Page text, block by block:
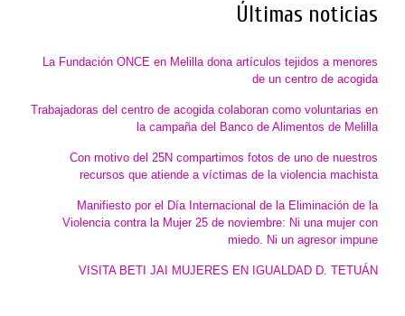
Últimas noticias
La Fundación ONCE en Melilla dona artículos tejidos a menores
de un centro de acogida
Trabajadoras del centro de acogida colaboran como voluntarias en
la campaña del Banco de Alimentos de Melilla
Con motivo del 25N compartimos fotos de uno de nuestros
recursos que atiende a víctimas de la violencia machista
Manifiesto por el Día Internacional de la Eliminación de la
Violencia contra la Mujer 25 de noviembre: Ni una mujer con
miedo. Ni un agresor impune
VISITA BETI JAI MUJERES EN IGUALDAD D. TETUÁN